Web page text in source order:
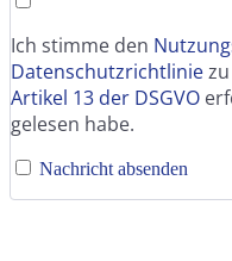
Ich stimme den
Datenschutzrichtlinie
Artikel 13 der DSGVO
gelesen habe.
Nachricht absenden